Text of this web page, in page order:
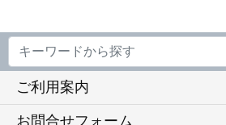
ご利用案内
お問合せフォーム